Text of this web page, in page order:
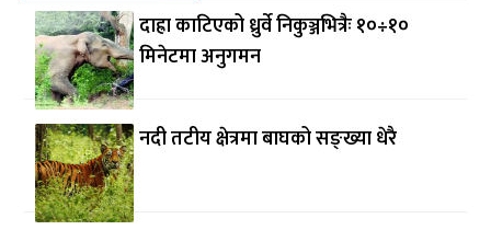
दाह्रा काटिएको ध्रुर्वे निकुञ्जभित्रैः १०÷१०
मिनेटमा अनुगमन
नदी तटीय क्षेत्रमा बाघको सङ्ख्या धेरै